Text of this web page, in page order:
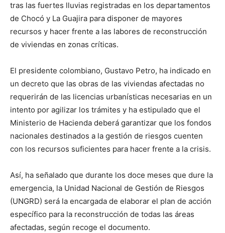
tras las fuertes lluvias registradas en los departamentos
de Chocó y La Guajira para disponer de mayores
recursos y hacer frente a las labores de reconstrucción
de viviendas en zonas críticas.
El presidente colombiano, Gustavo Petro, ha indicado en
un decreto que las obras de las viviendas afectadas no
requerirán de las licencias urbanísticas necesarias en un
intento por agilizar los trámites y ha estipulado que el
Ministerio de Hacienda deberá garantizar que los fondos
nacionales destinados a la gestión de riesgos cuenten
con los recursos suficientes para hacer frente a la crisis.
Así, ha señalado que durante los doce meses que dure la
emergencia, la Unidad Nacional de Gestión de Riesgos
(UNGRD) será la encargada de elaborar el plan de acción
específico para la reconstrucción de todas las áreas
afectadas, según recoge el documento.